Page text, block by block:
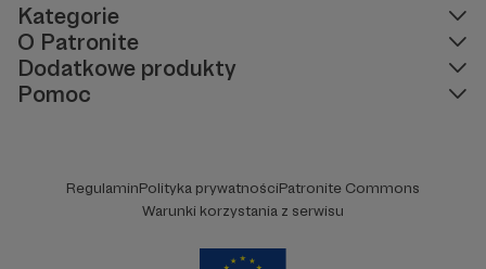
Kategorie
O Patronite
Dodatkowe produkty
Pomoc
RegulaminPolityka prywatnościPatronite Commons
Warunki korzystania z serwisu